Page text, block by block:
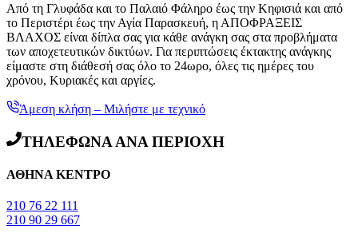
Από τη Γλυφάδα και το Παλαιό Φάληρο έως την Κηφισιά και από
το Περιστέρι έως την Αγία Παρασκευή, η ΑΠΟΦΡΑΞΕΙΣ
ΒΛΑΧΟΣ είναι δίπλα σας για κάθε ανάγκη σας στα προβλήματα
των αποχετευτικών δικτύων. Για περιπτώσεις έκτακτης ανάγκης
είμαστε στη διάθεσή σας όλο το 24ωρο, όλες τις ημέρες του
χρόνου, Κυριακές και αργίες.
Άμεση κλήση – Μιλήστε με τεχνικό
ΤΗΛΕΦΩΝΑ ΑΝΑ ΠΕΡΙΟΧΗ
ΑΘΗΝΑ ΚΕΝΤΡΟ
210 76 22 111
210 90 29 667